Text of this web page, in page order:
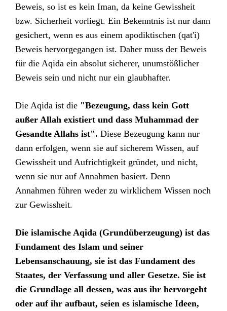
Beweis, so ist es kein Iman, da keine Gewissheit
bzw. Sicherheit vorliegt. Ein Bekenntnis ist nur dann
gesichert, wenn es aus einem apodiktischen (qat'i)
Beweis hervorgegangen ist. Daher muss der Beweis
für die Aqida ein absolut sicherer, unumstößlicher
Beweis sein und nicht nur ein glaubhafter.
Die Aqida ist die "Bezeugung, dass kein Gott
außer Allah existiert und dass Muhammad der
Gesandte Allahs ist". Diese Bezeugung kann nur
dann erfolgen, wenn sie auf sicherem Wissen, auf
Gewissheit und Aufrichtigkeit gründet, und nicht,
wenn sie nur auf Annahmen basiert. Denn
Annahmen führen weder zu wirklichem Wissen noch
zur Gewissheit.
Die islamische Aqida (Grundüberzeugung) ist das
Fundament des Islam und seiner
Lebensanschauung, sie ist das Fundament des
Staates, der Verfassung und aller Gesetze. Sie ist
die Grundlage all dessen, was aus ihr hervorgeht
oder auf ihr aufbaut, seien es islamische Ideen,